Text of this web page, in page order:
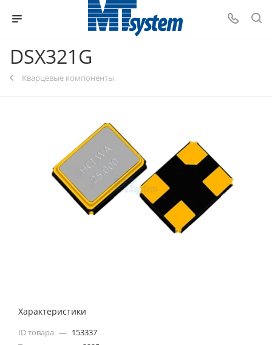
DSX321G
Кварцевые компоненты
Характеристики
ID товара — 153337